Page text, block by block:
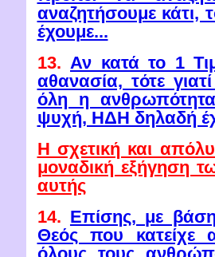
αναζητήσουμε κάτι,
έχουμε...
13. Αν κατά το 1
αθανασία, τότε
όλη η
ψυχή, ΗΔΗ δηλαδή
Η σχετική και
μοναδική εξήγηση
αυτής
14. Επίσης, με
Θεός που κατείχε